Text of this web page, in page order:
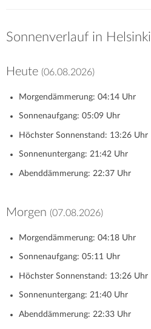
Sonnenverlauf in Helsinki
Heute (06.08.2026)
Morgendämmerung: 04:14 Uhr
Sonnenaufgang: 05:09 Uhr
Höchster Sonnenstand: 13:26 Uhr
Sonnenuntergang: 21:42 Uhr
Abenddämmerung: 22:37 Uhr
Morgen (07.08.2026)
Morgendämmerung: 04:18 Uhr
Sonnenaufgang: 05:11 Uhr
Höchster Sonnenstand: 13:26 Uhr
Sonnenuntergang: 21:40 Uhr
Abenddämmerung: 22:33 Uhr